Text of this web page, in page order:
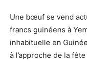
Une bœuf se vend
francs guinéens à
inhabituelle en
à l’approche de la